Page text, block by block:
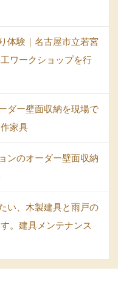
体験｜名古屋市立若宮
ワークショップを行
ダー壁面収納を現場で
家具
ンのオーダー壁面収納
い、木製建具と雨戸の
。建具メンテナンス